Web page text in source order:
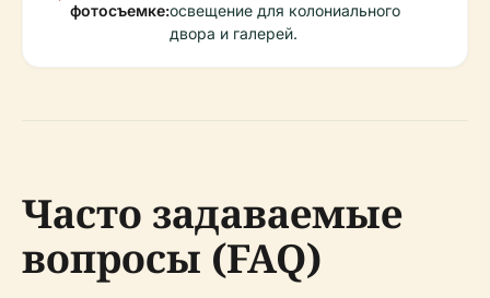
фотосъемке:освещение для колониального
двора и галерей.
Часто задаваемые
вопросы (FAQ)